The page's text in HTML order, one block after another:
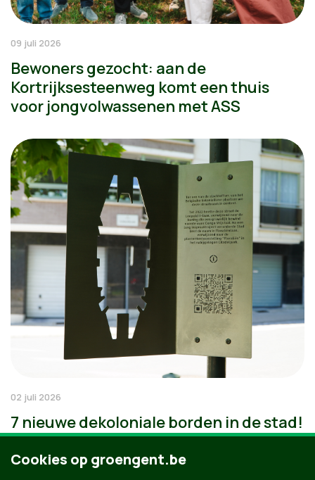
09 juli 2026
Bewoners gezocht: aan de
Kortrijksesteenweg komt een thuis
voor jongvolwassenen met ASS
02 juli 2026
7 nieuwe dekoloniale borden in de stad!
Cookies op groengent.be